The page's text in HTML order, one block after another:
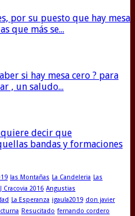
por su puesto que hay mesa
que más se...
si hay mesa cero ? para
, un saludo...
quiere decir que
bandas y formaciones
las Montañas La Candeleria Las
Cracovia 2016 Angustias
La Esperanza igaula2019 don javier
Resucitado fernando cordero